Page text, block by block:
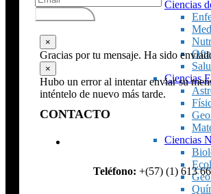
Ciencias
Ciencias
Ciencias
Subscribirse
×
Gracias por tu mensaje. Ha sido
×
Hubo un error al intentar enviar su
inténtelo de nuevo más tarde.
CONTACTO
Teléfono: +(57) (1) 613